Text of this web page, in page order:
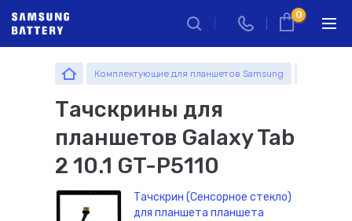
Москва Санкт-Петербург
г. Москва, ул. Ткацкая, 5с3 (м.
Семеновская)
Вход через стеклянные раздвижные двери под
вывеской "Смарт сервис".
+7 495 414 28 79
Обратный звонок
0
Введите название устройства, модель или серию
Запчасти
Комплектующие для планшетов Samsung
Тачскрины для
планшетов Galaxy Tab
2 10.1 GT-P5110
Тачскрин (Сенсорное стекло)
для планшета планшета